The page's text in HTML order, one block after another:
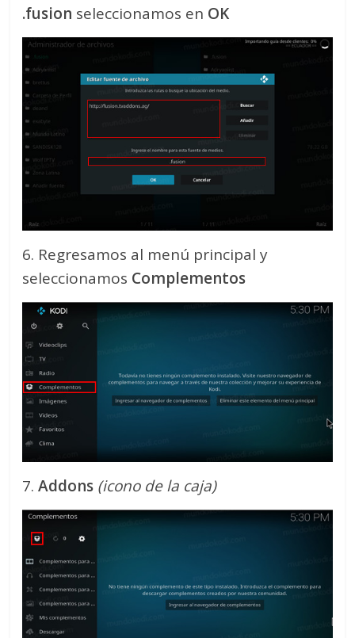
.fusion seleccionamos en OK
6. Regresamos al menú principal y
seleccionamos Complementos
7.Addons (icono de la caja)